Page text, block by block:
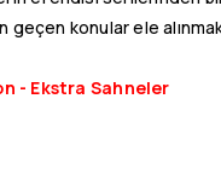
konular ele
- Ekstra Sahneler